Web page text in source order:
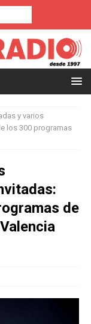
y varios
los 300 programas
de